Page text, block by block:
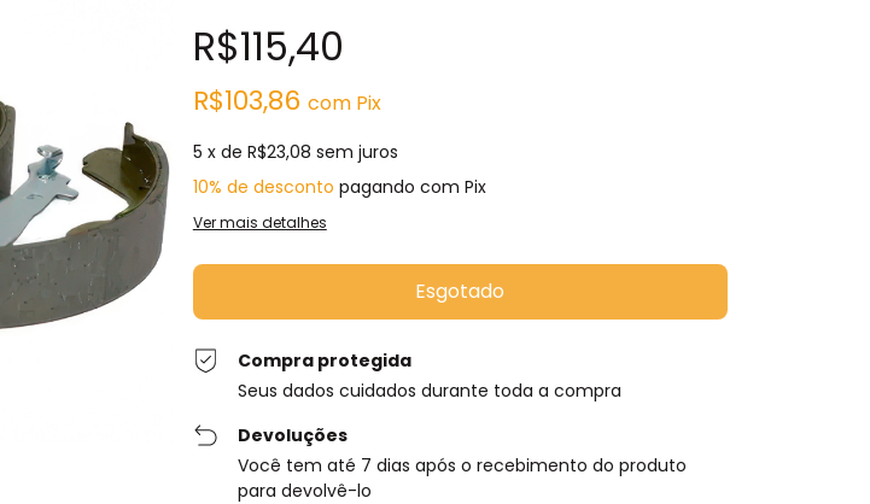
R$115,40
R$103,86 com Pix
5 x de R$23,08 sem juros
10% de desconto pagando com Pix
Ver mais detalhes
Compra protegida
Seus dados cuidados durante toda a compra
Devoluções
Você tem até 7 dias após o recebimento do produto
para devolvê-lo